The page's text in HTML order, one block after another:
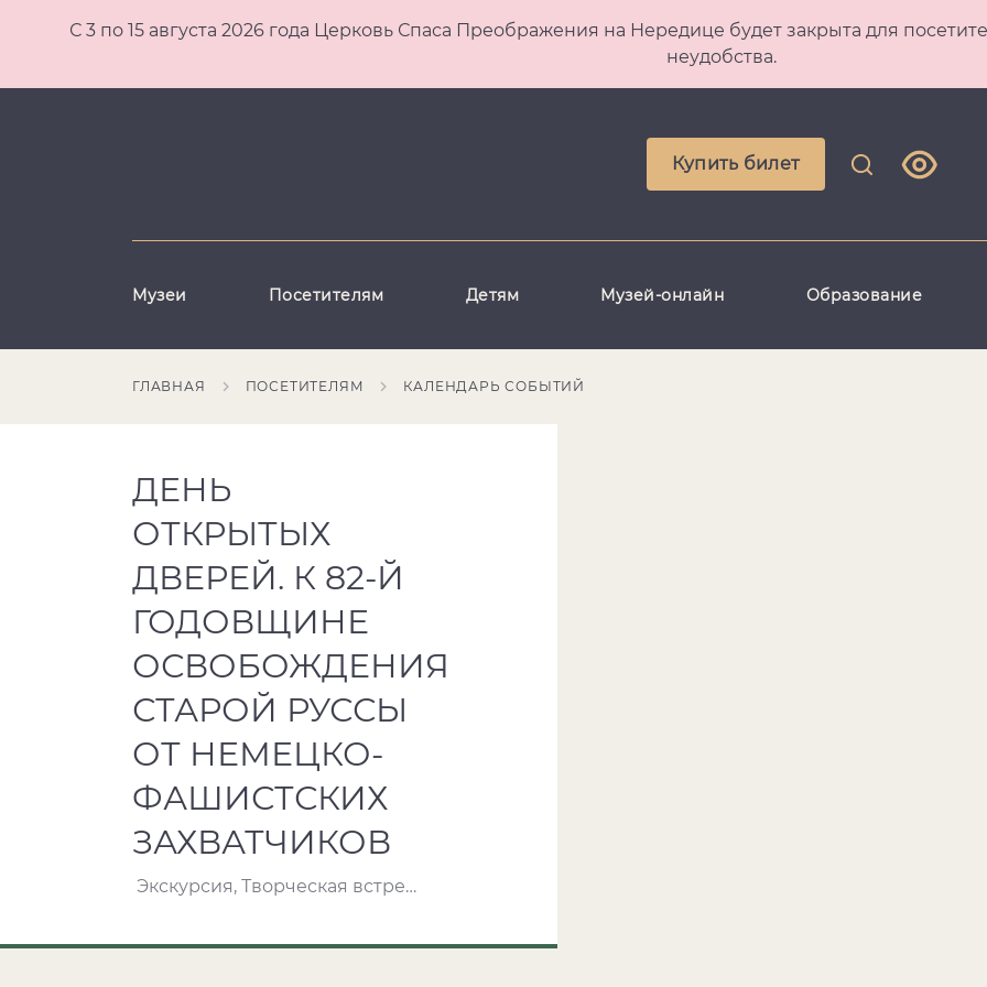
С 3 по 15 августа 2026 года Церковь Спаса Преображения на Нередице будет закрыта для
неудобства.
Купить билет
Музеи Посетителям Детям Музей-онлайн Образование
ГЛАВНАЯ ПОСЕТИТЕЛЯМ КАЛЕНДАРЬ СОБЫТИЙ
ДЕНЬ
ОТКРЫТЫХ
ДВЕРЕЙ. К 82-Й
ГОДОВЩИНЕ
ОСВОБОЖДЕНИЯ
СТАРОЙ РУССЫ
ОТ НЕМЕЦКО-
ФАШИСТСКИХ
ЗАХВАТЧИКОВ
Экскурсия, Творческая встреча